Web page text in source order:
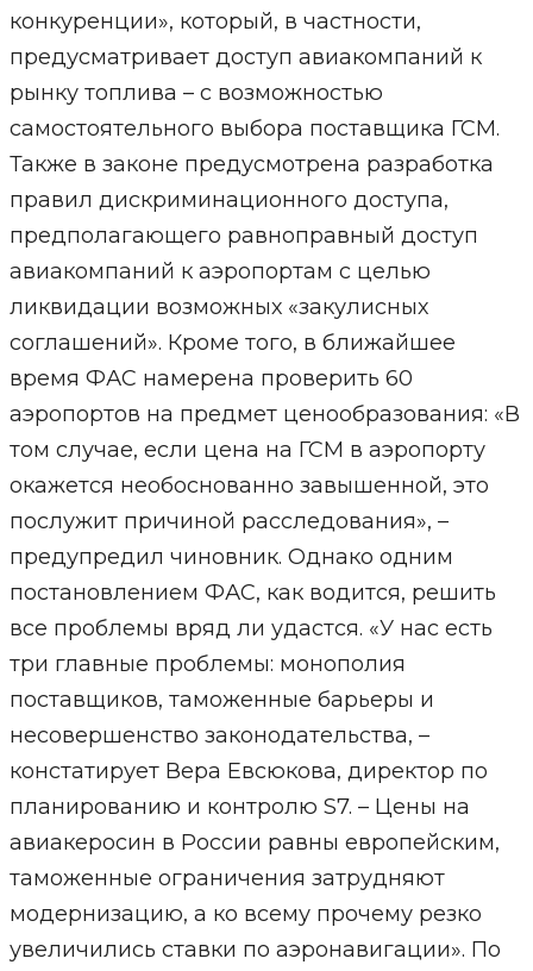
конкуренции», который, в частности,
предусматривает доступ авиакомпаний к
рынку топлива – с возможностью
самостоятельного выбора поставщика ГСМ.
Также в законе предусмотрена разработка
правил дискриминационного доступа,
предполагающего равноправный доступ
авиакомпаний к аэропортам с целью
ликвидации возможных «закулисных
соглашений». Кроме того, в ближайшее
время ФАС намерена проверить 60
аэропортов на предмет ценообразования: «В
том случае, если цена на ГСМ в аэропорту
окажется необоснованно завышенной, это
послужит причиной расследования», –
предупредил чиновник. Однако одним
постановлением ФАС, как водится, решить
все проблемы вряд ли удастся. «У нас есть
три главные проблемы: монополия
поставщиков, таможенные барьеры и
несовершенство законодательства, –
констатирует Вера Евсюкова, директор по
планированию и контролю S7. – Цены на
авиакеросин в России равны европейским,
таможенные ограничения затрудняют
модернизацию, а ко всему прочему резко
увеличились ставки по аэронавигации». По